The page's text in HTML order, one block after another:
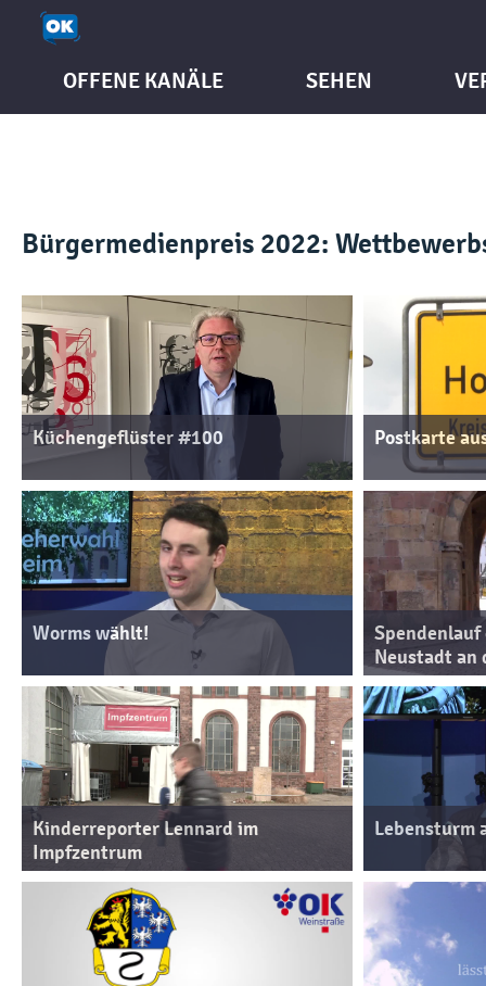
OFFENE KANÄLE SEHEN
Bürgermedienpreis 2022:
Küchengeflüster #100 Postkarte
Worms wählt!
Neustadt an
Kinderreporter Lennard im
Impfzentrum
Lebensturm